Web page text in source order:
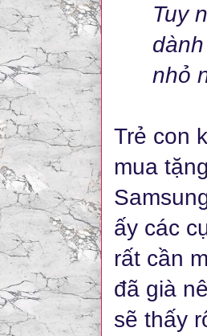
Tuy
nhỏ
Trẻ con
mua
ấy các
rất cần
đã già
sẽ thấy